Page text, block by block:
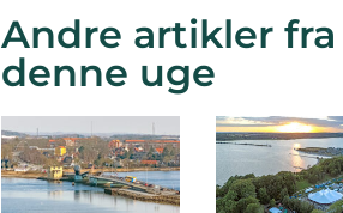
Andre artikler fra
denne uge